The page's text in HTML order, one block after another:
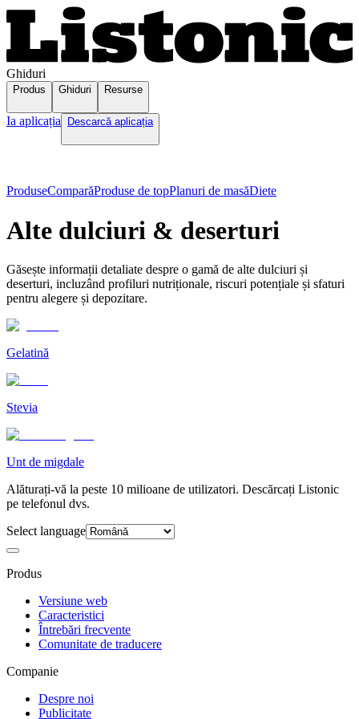
Ghiduri
Produs Ghiduri Resurse
Ia aplicația Descarcă aplicația
ProduseComparăProduse de topPlanuri de masăDiete
Alte dulciuri & deserturi
Găsește informații detaliate despre o gamă de alte dulciuri și
deserturi, incluzând profiluri nutriționale, riscuri potențiale și sfaturi
pentru alegere și depozitare.
Gelatină
Stevia
Unt de migdale
Alăturați-vă la peste 10 milioane de utilizatori. Descărcați Listonic
pe telefonul dvs.
Select language
Produs
Versiune web
Caracteristici
Întrebări frecvente
Comunitate de traducere
Companie
Despre noi
Publicitate